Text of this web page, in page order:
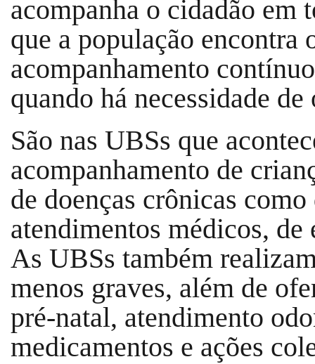
acompanha o cidadão em
que a população encontra
acompanhamento
quando há necessidade
São nas UBSs que
acompanhamento de
de doenças crônicas
atendimentos médicos,
As UBSs também
menos graves, além de
pré-natal, atendimento
medicamentos e ações